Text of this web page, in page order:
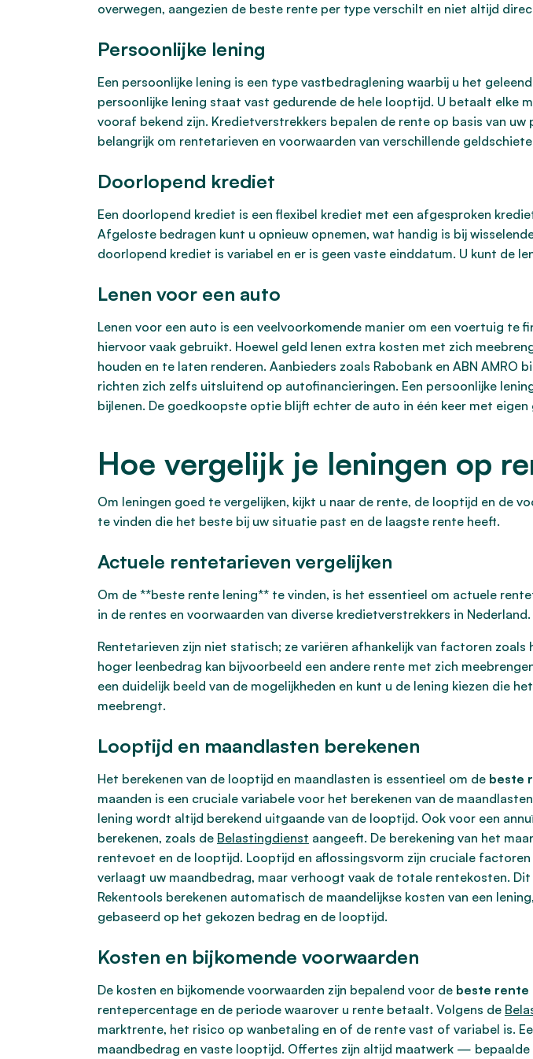
overwegen, aangezien de beste rente per type verschilt en niet altijd
Persoonlijke lening
Een persoonlijke lening is een type vastbedraglening waarbij u het
persoonlijke lening staat vast gedurende de hele looptijd. U betaalt elke
vooraf bekend zijn. Kredietverstrekkers bepalen de rente op basis van
belangrijk om rentetarieven en voorwaarden van verschillende
Doorlopend krediet
Een doorlopend krediet is een flexibel krediet met een afgesproken
Afgeloste bedragen kunt u opnieuw opnemen, wat handig is bij
doorlopend krediet is variabel en er is geen vaste einddatum. U kunt de
Lenen voor een auto
Lenen voor een auto is een veelvoorkomende manier om een voertuig
hiervoor vaak gebruikt. Hoewel geld lenen extra kosten met zich
houden en te laten renderen. Aanbieders zoals Rabobank en ABN
richten zich zelfs uitsluitend op autofinancieringen. Een persoonlijke
bijlenen. De goedkoopste optie blijft echter de auto in één keer met eigen
Hoe vergelijk je leningen op
Om leningen goed te vergelijken, kijkt u naar de rente, de looptijd en de
te vinden die het beste bij uw situatie past en de laagste rente heeft.
Actuele rentetarieven vergelijken
Om de **beste rente lening** te vinden, is het essentieel om actuele
in de rentes en voorwaarden van diverse kredietverstrekkers in Nederland.
Rentetarieven zijn niet statisch; ze variëren afhankelijk van factoren
hoger leenbedrag kan bijvoorbeeld een andere rente met zich
een duidelijk beeld van de mogelijkheden en kunt u de lening kiezen die
meebrengt.
Looptijd en maandlasten berekenen
Het berekenen van de looptijd en maandlasten is essentieel om de beste
maanden is een cruciale variabele voor het berekenen van de
lening wordt altijd berekend uitgaande van de looptijd. Ook voor een
berekenen, zoals de Belastingdienst aangeeft. De berekening van het
rentevoet en de looptijd. Looptijd en aflossingsvorm zijn cruciale
verlaagt uw maandbedrag, maar verhoogt vaak de totale rentekosten.
Rekentools berekenen automatisch de maandelijkse kosten van een
gebaseerd op het gekozen bedrag en de looptijd.
Kosten en bijkomende voorwaarden
De kosten en bijkomende voorwaarden zijn bepalend voor de beste rente
rentepercentage en de periode waarover u rente betaalt. Volgens de
marktrente, het risico op wanbetaling en of de rente vast of variabel is.
maandbedrag en vaste looptijd. Offertes zijn altijd maatwerk —